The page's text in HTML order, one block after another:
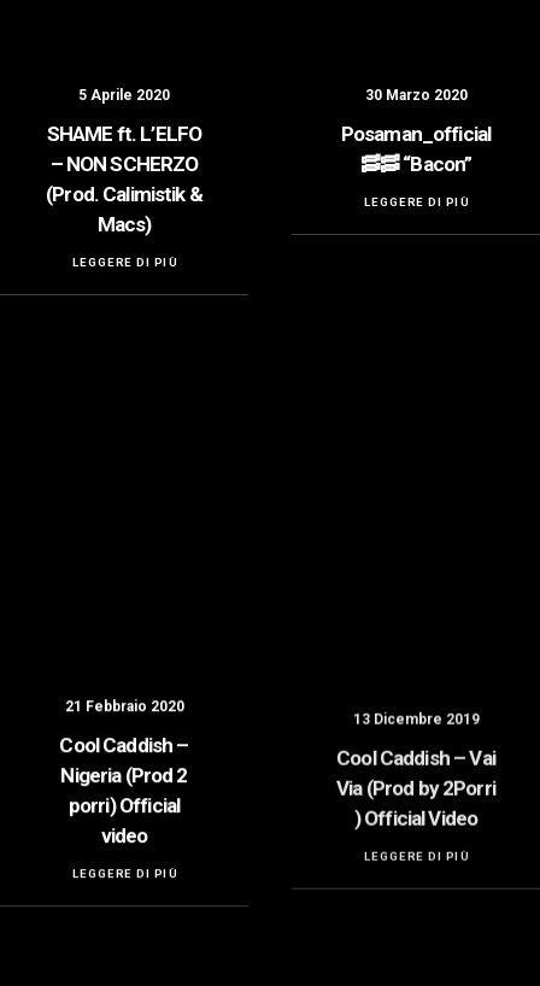
5 Aprile 2020
SHAME ft. L’ELFO
– NON SCHERZO
(Prod. Calimistik &
Macs)
LEGGERE DI PIÙ
30 Marzo 2020
Posaman_official
🥓🥓 “Bacon”
LEGGERE DI PIÙ
21 Febbraio 2020
Cool Caddish –
Nigeria (Prod 2
porri) Official
video
LEGGERE DI PIÙ
Cool Caddish – Vai
Via (Prod by 2Porri
) Official Video